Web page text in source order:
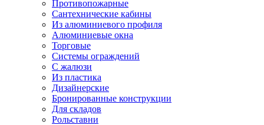
Противопожарные
Сантехнические кабины
Из алюминиевого профиля
Алюминиевые окна
Торговые
Системы ограждений
С жалюзи
Из пластика
Дизайнерские
Бронированные конструкции
Для складов
Рольставни